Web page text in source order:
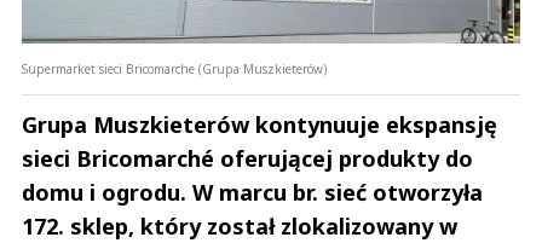
Supermarket sieci Bricomarche (Grupa Muszkieterów)
Grupa Muszkieterów kontynuuje ekspansję
sieci Bricomarché oferującej produkty do
domu i ogrodu. W marcu br. sieć otworzyła
172. sklep, który został zlokalizowany w